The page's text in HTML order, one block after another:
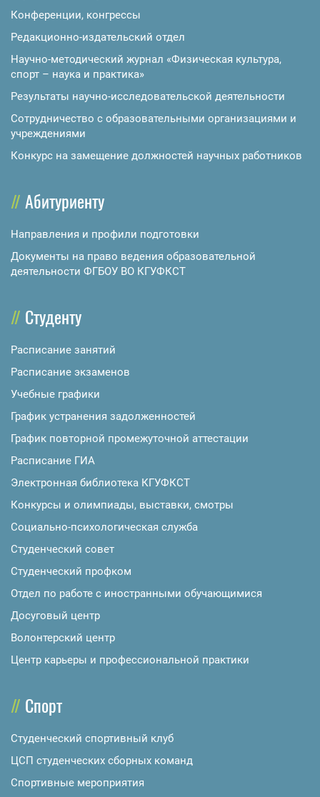
Конференции, конгрессы
Редакционно-издательский отдел
Научно-методический журнал «Физическая культура,
спорт – наука и практика»
Результаты научно-исследовательской деятельности
Сотрудничество с образовательными организациями и
учреждениями
Конкурс на замещение должностей научных работников
Абитуриенту
Направления и профили подготовки
Документы на право ведения образовательной
деятельности ФГБОУ ВО КГУФКСТ
Студенту
Расписание занятий
Расписание экзаменов
Учебные графики
График устранения задолженностей
График повторной промежуточной аттестации
Расписание ГИА
Электронная библиотека КГУФКСТ
Конкурсы и олимпиады, выставки, смотры
Социально-психологическая служба
Студенческий совет
Студенческий профком
Отдел по работе с иностранными обучающимися
Досуговый центр
Волонтерский центр
Центр карьеры и профессиональной практики
Спорт
Студенческий спортивный клуб
ЦСП студенческих сборных команд
Спортивные мероприятия